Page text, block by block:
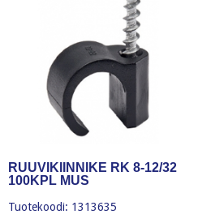
RUUVIKIINNIKE RK 8-12/32
100KPL MUS
Tuotekoodi: 1313635